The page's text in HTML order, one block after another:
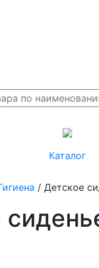
Каталог
/ Детское